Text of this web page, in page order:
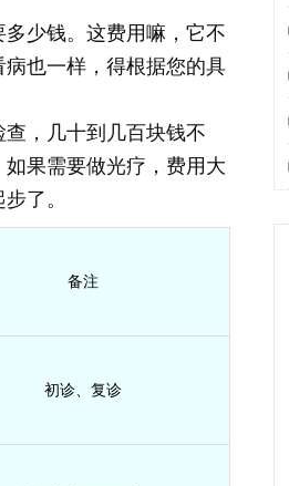
少钱。这费用嘛，它不
也一样，得根据您的具
，几十到几百块钱不
果需要做光疗，费用大
了。
备注
初诊、复诊